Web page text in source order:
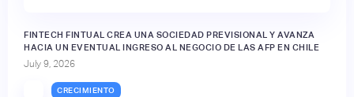
FINTECH FINTUAL CREA UNA SOCIEDAD PREVISIONAL Y AVANZA
HACIA UN EVENTUAL INGRESO AL NEGOCIO DE LAS AFP EN CHILE
July 9, 2026
CRECIMIENTO